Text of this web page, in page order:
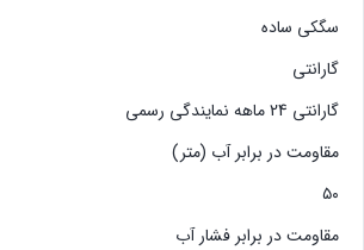
سگکی ساده
گارانتی
گارانتی 24 ماهه نمایندگی رسمی
مقاومت در برابر آب (متر)
۵۰
مقاومت در برابر فشار آب